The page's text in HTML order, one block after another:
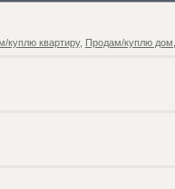
куплю квартиру, Продам/куплю